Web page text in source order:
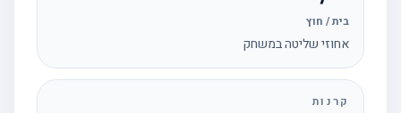
בית / חוץ
אחוזי שליטה במשחק
קרנות